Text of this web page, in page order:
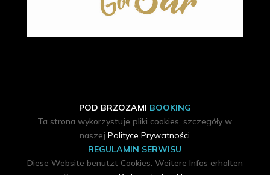
POD BRZOZAMI BOOKING
Ta strona wykorzystuje pliki cookies, szczegóły w
naszejPolityce Prywatności
REGULAMIN SERWISU
Diese Website benutzt Cookies. Weitere Infos erhalten